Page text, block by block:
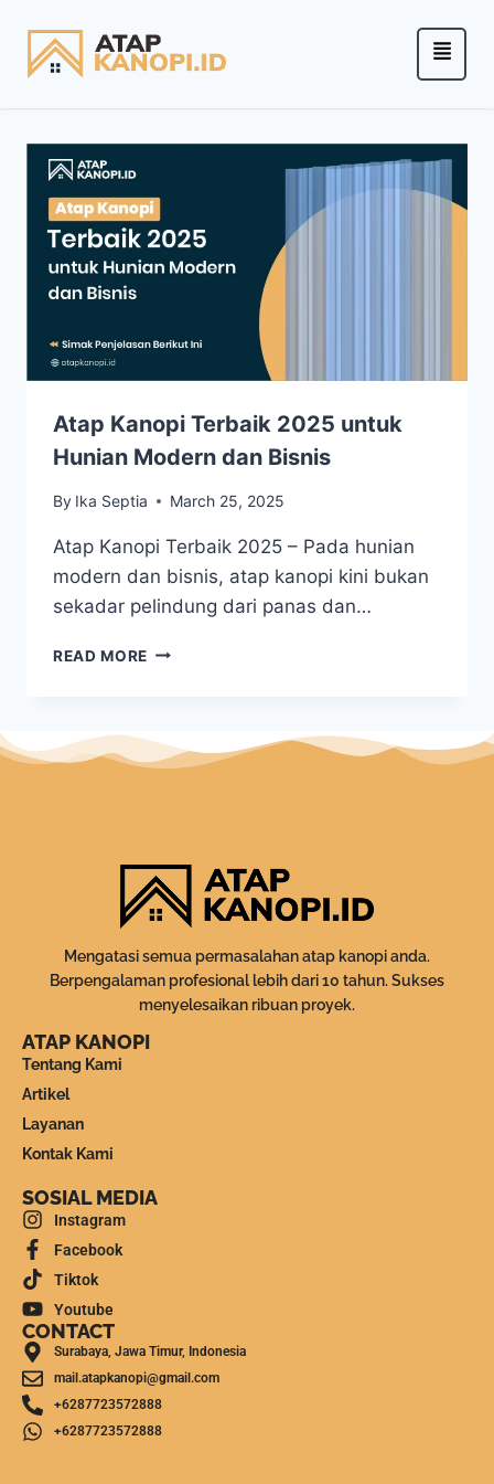
Atap Kanopi Terbaik 2025 untuk
Hunian Modern dan Bisnis
By Ika Septia March 25, 2025
Atap Kanopi Terbaik 2025 – Pada hunian
modern dan bisnis, atap kanopi kini bukan
sekadar pelindung dari panas dan…
READ MORE
Mengatasi semua permasalahan atap kanopi anda.
Berpengalaman profesional lebih dari 10 tahun. Sukses
menyelesaikan ribuan proyek.
ATAP KANOPI
Tentang Kami
Artikel
Layanan
Kontak Kami
SOSIAL MEDIA
Instagram
Facebook
Tiktok
Youtube
CONTACT
Surabaya, Jawa Timur, Indonesia
mail.atapkanopi@gmail.com
+6287723572888
+6287723572888